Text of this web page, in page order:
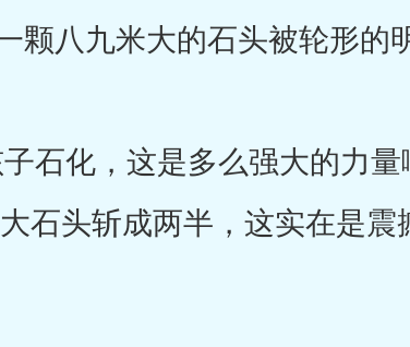
颗八九米大的石头被轮形的
石化，这是多么强大的力
石头斩成两半，这实在是震